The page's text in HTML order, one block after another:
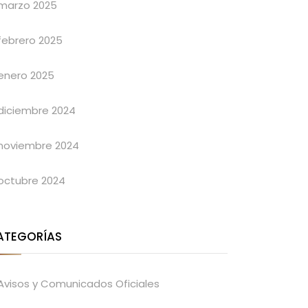
2025
2025
2025
2024
2024
2024
y Comunicados Oficiales